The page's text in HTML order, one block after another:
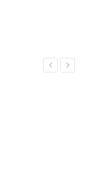
Previous
Next